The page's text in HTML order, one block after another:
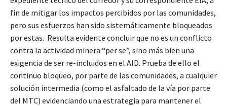
fin de mitigar los impactos percibidos por las comunidades,
pero sus esfuerzos han sido sistemáticamente bloqueados
por estas. Resulta evidente concluir que no es un conflicto
contra la actividad minera “per se”, sino más bien una
exigencia de ser re-incluidos en el AID. Prueba de ello el
continuo bloqueo, por parte de las comunidades, a cualquier
solución intermedia (como el asfaltado de la vía por parte
del MTC) evidenciando una estrategia para mantener el